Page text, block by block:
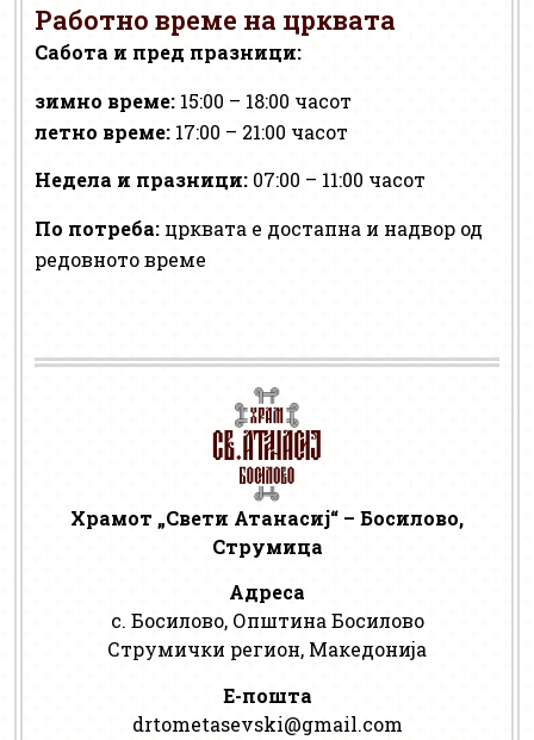
Работно време на црквата
Сабота и пред празници:
зимно време: 15:00 – 18:00 часот
летно време: 17:00 – 21:00 часот
Недела и празници: 07:00 – 11:00 часот
По потреба: црквата е достапна и надвор од
редовното време
Храмот „Свети Атанасиј“ – Босилово,
Струмица
Адреса
с. Босилово, Општина Босилово
Струмички регион, Македонија
Е-пошта
drtometasevski@gmail.com